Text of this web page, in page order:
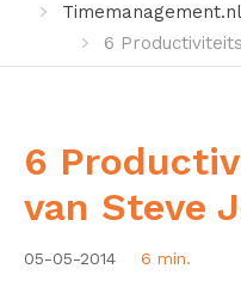
Timemanagement.nl
6
6
van Steve
05-05-2014 6 min.